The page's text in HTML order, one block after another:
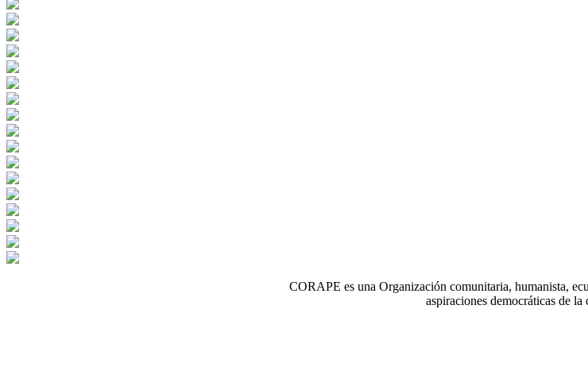
CORAPE es una Organización comunitaria, humanista,
aspiraciones democráticas de la